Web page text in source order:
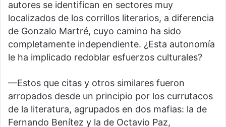
autores se identifican en sectores muy
localizados de los corrillos literarios, a diferencia
de Gonzalo Martré, cuyo camino ha sido
completamente independiente. ¿Esta autonomía
le ha implicado redoblar esfuerzos culturales?
—Estos que citas y otros similares fueron
arropados desde un principio por los currutacos
de la literatura, agrupados en dos mafias: la de
Fernando Benítez y la de Octavio Paz,